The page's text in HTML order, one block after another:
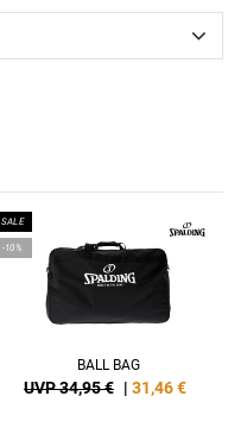
SALE
-10%
BALL BAG
UVP 34,95 € | 31,46€